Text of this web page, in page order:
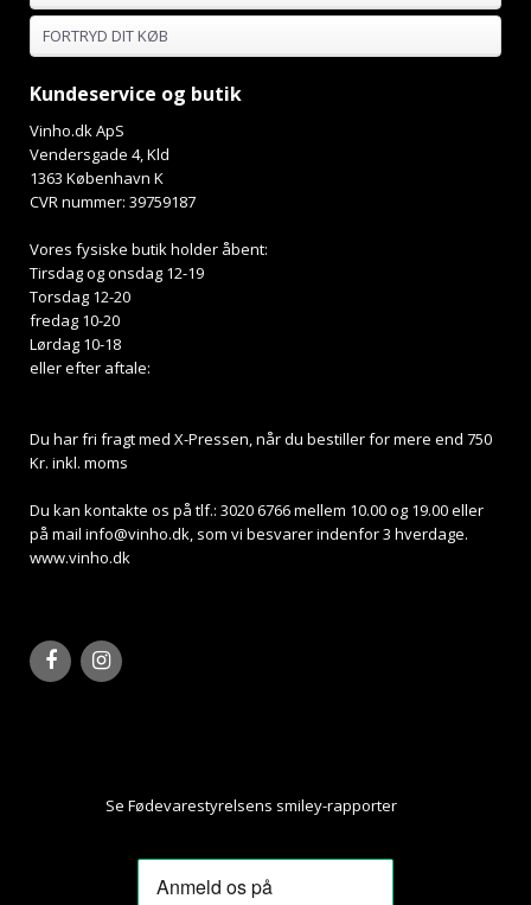
FORTRYD DIT KØB
Kundeservice og butik
Vinho.dk ApS
Vendersgade 4, Kld
1363 København K
CVR nummer: 39759187
Vores fysiske butik holder åbent:
Tirsdag og onsdag 12-19
Torsdag 12-20
fredag 10-20
Lørdag 10-18
eller efter aftale:
Du har fri fragt med X-Pressen, når du bestiller for mere end 750
Kr. inkl. moms
Du kan kontakte os på tlf.: 3020 6766 mellem 10.00 og 19.00 eller
på mailinfo@vinho.dk, som vi besvarer indenfor 3 hverdage.
www.vinho.dk
Se Fødevarestyrelsens smiley-rapporterHer